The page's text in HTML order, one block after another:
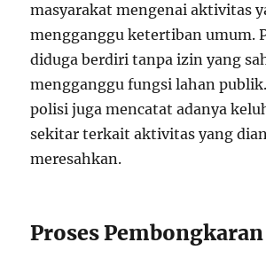
masyarakat mengenai aktivitas
mengganggu ketertiban umum.
diduga berdiri tanpa izin yang
mengganggu fungsi lahan
polisi juga mencatat adanya
sekitar terkait aktivitas yang
meresahkan.
Proses Pembongkaran